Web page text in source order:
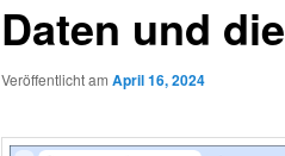
Daten und
Veröffentlicht am April 16, 2024